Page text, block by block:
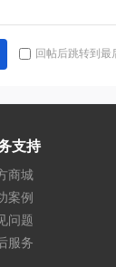
回帖后跳转到最
支持
商城
案例
问题
服务